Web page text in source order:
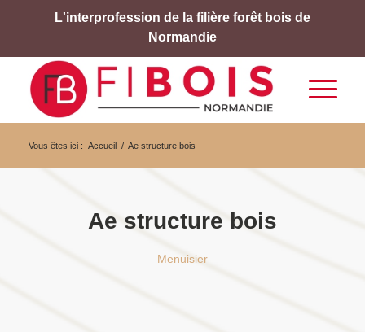
L'interprofession de la filière forêt bois de
Normandie
Vous êtes ici : Accueil / Ae structure bois
Ae structure bois
Menuisier